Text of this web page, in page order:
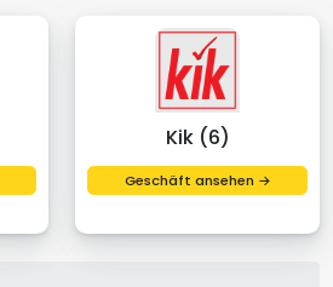
Kik (6)
Geschäft ansehen →